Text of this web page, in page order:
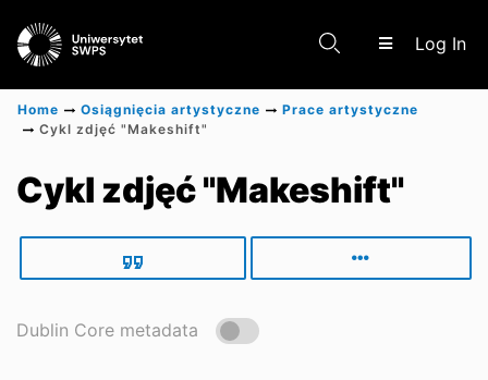
Log In
Scientific research results
Home Osiągnięcia artystyczne
Prace artystyczne
Cykl zdjęć "Makeshift"
Cykl zdjęć "Makeshift"
Dublin Core metadata